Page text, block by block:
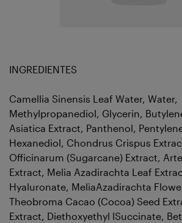
INGREDIENTES
Camellia Sinensis Leaf Water, Water,
Methylpropanediol, Glycerin,
Asiatica Extract, Panthenol,
Hexanediol, Chondrus Crispus
Officinarum (Sugarcane) Extract,
Extract, Melia Azadirachta Leaf
Hyaluronate, MeliaAzadirachta
Theobroma Cacao (Cocoa) Seed
Extract, Diethoxyethyl lSuccinate,